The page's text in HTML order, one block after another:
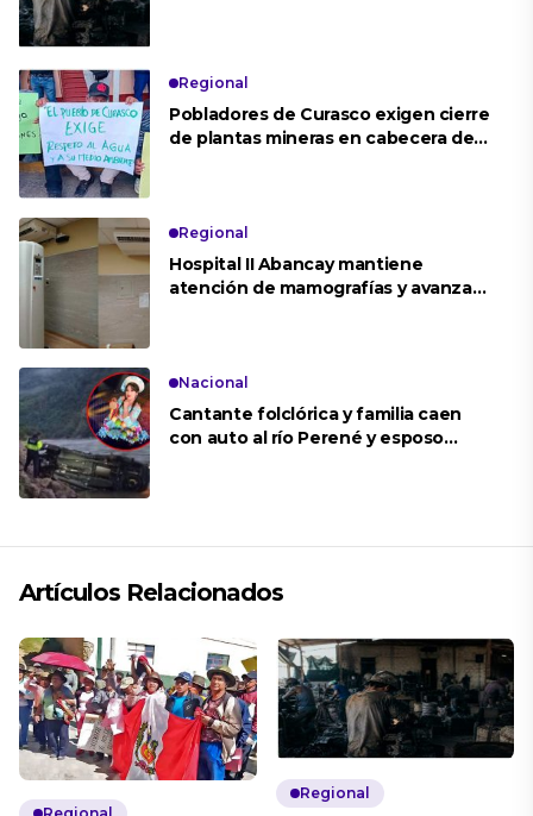
Regional
Pobladores de Curasco exigen cierre
de plantas mineras en cabecera de
Regional
Hospital II Abancay mantiene
atención de mamografías y avanza
Nacional
Cantante folclórica y familia caen
con auto al río Perené y esposo
Artículos Relacionados
Regional